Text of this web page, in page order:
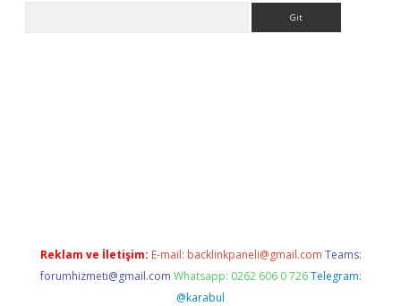
Reklam ve İletişim: E-mail: backlinkpaneli@gmail.com Teams:
forumhizmeti@gmail.com Whatsapp: 0262 606 0 726 Telegram:
@karabul